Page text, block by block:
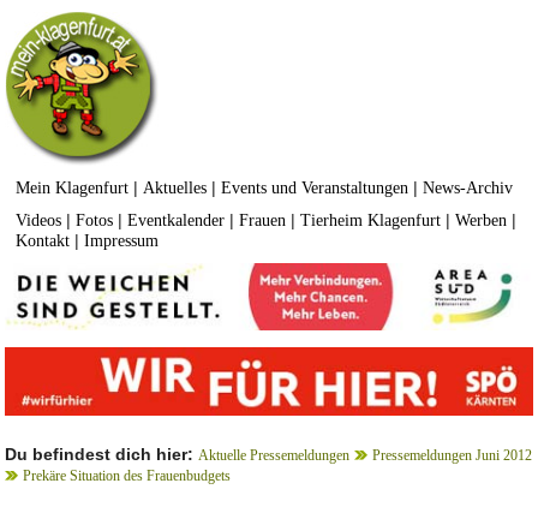
Mein Klagenfurt | Aktuelles |Events und Veranstaltungen |News-Archiv
Videos |Fotos |Eventkalender |Frauen |Tierheim Klagenfurt |Werben |
Kontakt |Impressum
Du befindest dich hier: Aktuelle Pressemeldungen
Pressemeldungen Juni 2012
Prekäre Situation des Frauenbudgets